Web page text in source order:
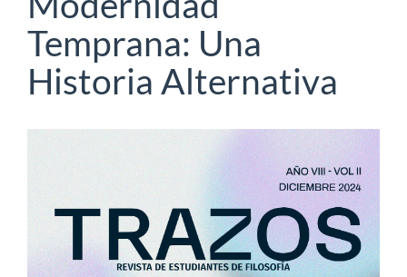
Temprana: Una
Historia Alternativa
Barra
lateral
del
artículo